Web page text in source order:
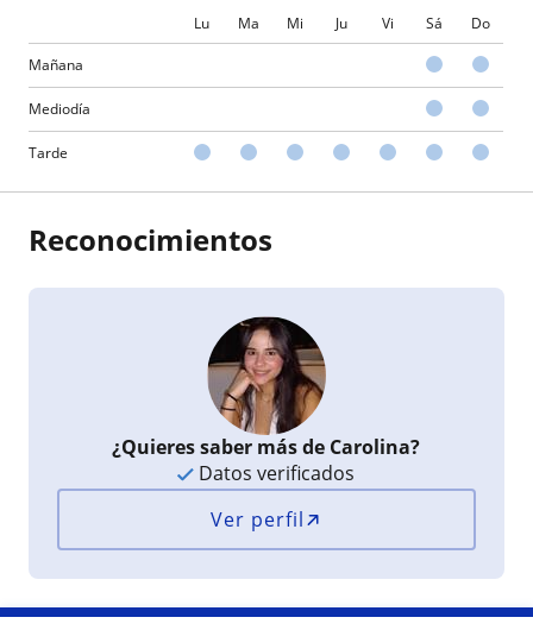
Lu Ma Mi Ju Vi Sá Do
Mañana
Mediodía
Tarde
Reconocimientos
¿Quieres saber más de Carolina?
Datos verificados
Ver perfil